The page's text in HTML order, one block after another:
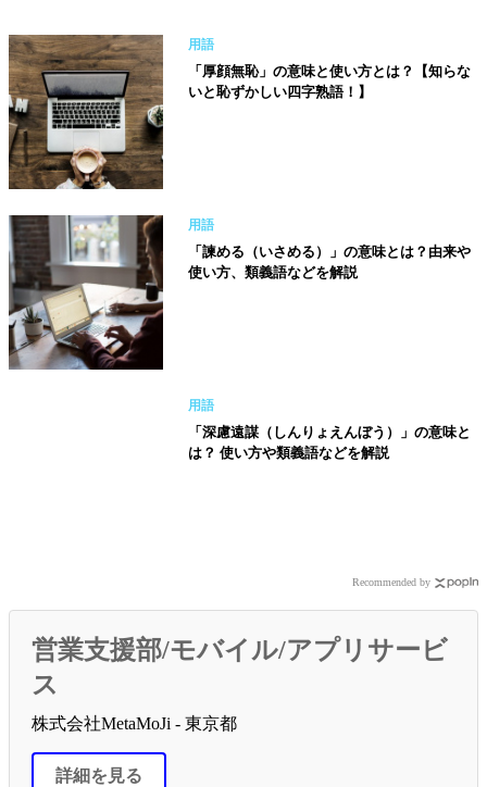
用語
「厚顔無恥」の意味と使い方とは？【知らな
いと恥ずかしい四字熟語！】
用語
「諫める（いさめる）」の意味とは？由来や
使い方、類義語などを解説
用語
「深慮遠謀（しんりょえんぼう）」の意味と
は？ 使い方や類義語などを解説
Recommended by
営業支援部/モバイル/アプリサービ
ス
株式会社MetaMoJi - 東京都
詳細を見る